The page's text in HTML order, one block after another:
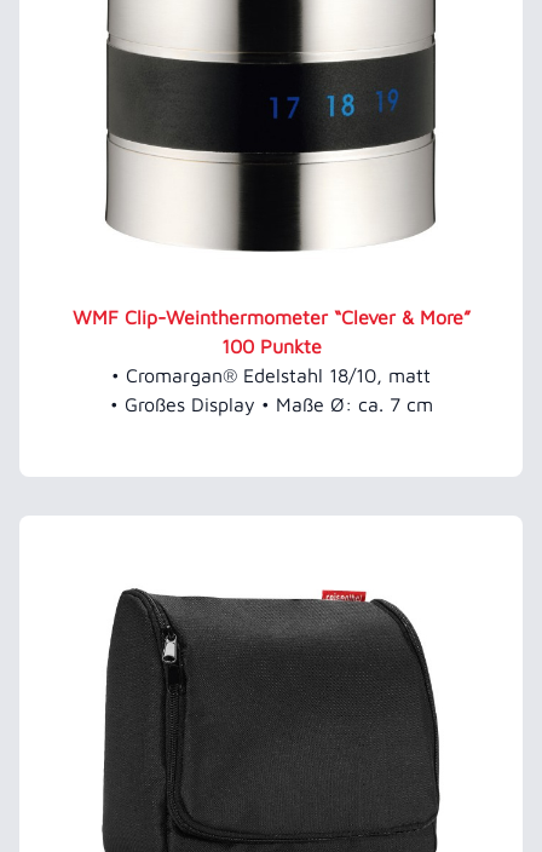
WMF Clip-Weinthermometer “Clever & More”
100 Punkte
• Cromargan® Edelstahl 18/10, matt
• Großes Display • Maße Ø: ca. 7 cm